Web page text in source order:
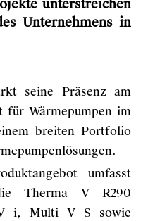
unterstreichen
Unternehmens in
seine Präsenz am
für Wärmepumpen im
breiten Portfolio
umfasst
Therma V R290
i, Multi V S sowie